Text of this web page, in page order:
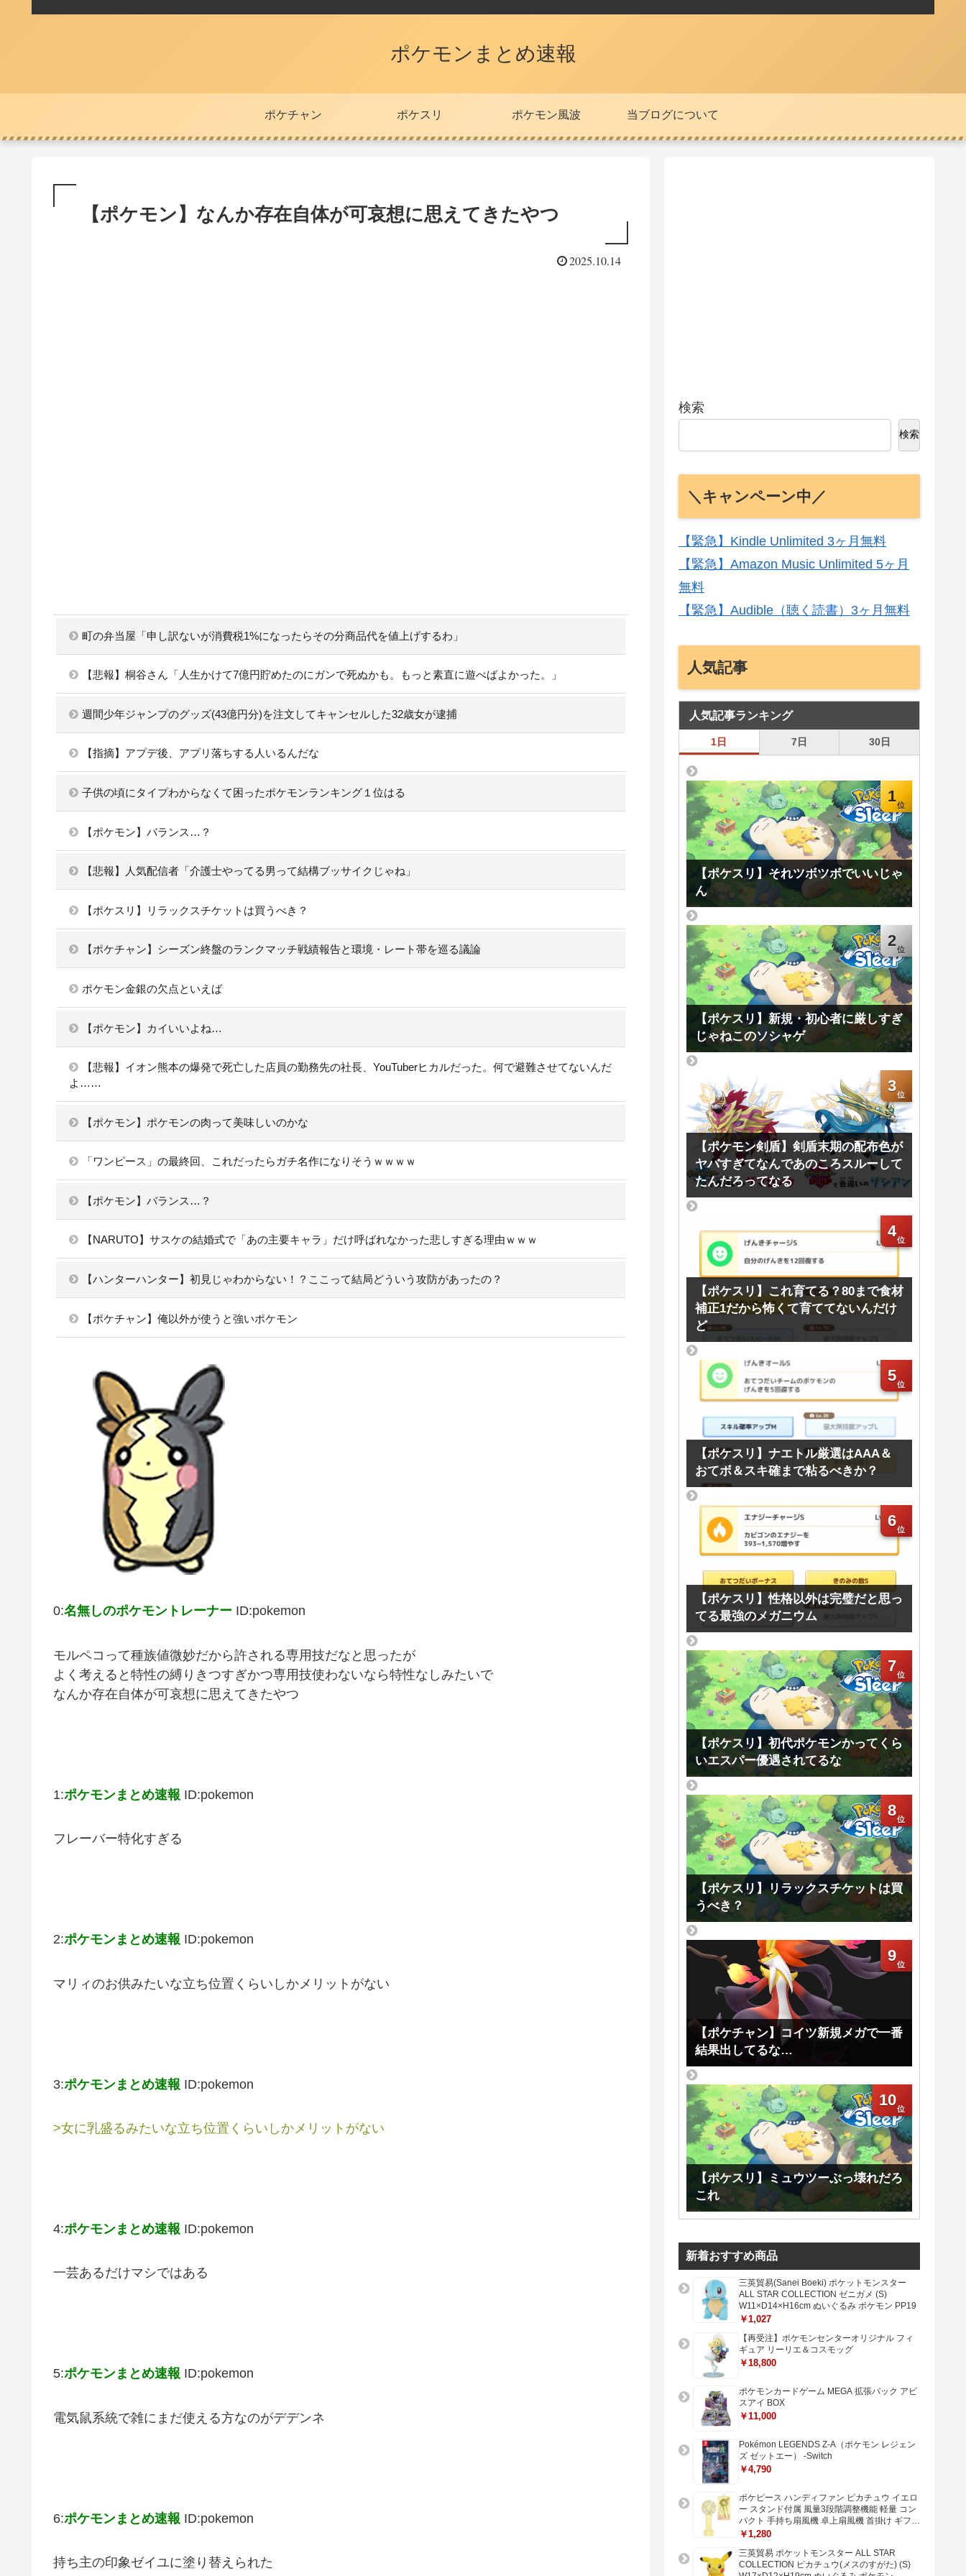
ポケモンまとめ速報
ポケチャン ポケスリ ポケモン風波 当ブログについて
【ポケモン】なんか存在自体が可哀想に思えてきたやつ
2025.10.14
町の弁当屋「申し訳ないが消費税1%になったらその分商品代を値上げするわ」
【悲報】桐谷さん「人生かけて7億円貯めたのにガンで死ぬかも。もっと素直に遊べばよかった。」
週間少年ジャンプのグッズ(43億円分)を注文してキャンセルした32歳女が逮捕
【指摘】アプデ後、アプリ落ちする人いるんだな
子供の頃にタイプわからなくて困ったポケモンランキング１位はる
【ポケモン】バランス…？
【悲報】人気配信者「介護士やってる男って結構ブッサイクじゃね」
【ポケスリ】リラックスチケットは買うべき？
【ポケチャン】シーズン終盤のランクマッチ戦績報告と環境・レート帯を巡る議論
ポケモン金銀の欠点といえば
【ポケモン】カイいいよね…
【悲報】イオン熊本の爆発で死亡した店員の勤務先の社長、YouTuberヒカルだった。何で避難させてないんだ
よ……
【ポケモン】ポケモンの肉って美味しいのかな
「ワンピース」の最終回、これだったらガチ名作になりそうｗｗｗｗ
【ポケモン】バランス…？
【NARUTO】サスケの結婚式で「あの主要キャラ」だけ呼ばれなかった悲しすぎる理由ｗｗｗ
【ハンターハンター】初見じゃわからない！？ここって結局どういう攻防があったの？
【ポケチャン】俺以外が使うと強いポケモン
0:名無しのポケモントレーナー ID:pokemon
モルペコって種族値微妙だから許される専用技だなと思ったが
よく考えると特性の縛りきつすぎかつ専用技使わないなら特性なしみたいで
なんか存在自体が可哀想に思えてきたやつ
1:ポケモンまとめ速報 ID:pokemon
フレーバー特化すぎる
2:ポケモンまとめ速報 ID:pokemon
マリィのお供みたいな立ち位置くらいしかメリットがない
3:ポケモンまとめ速報 ID:pokemon
>女に乳盛るみたいな立ち位置くらいしかメリットがない
4:ポケモンまとめ速報 ID:pokemon
一芸あるだけマシではある
5:ポケモンまとめ速報 ID:pokemon
電気鼠系統で雑にまだ使える方なのがデデンネ
6:ポケモンまとめ速報 ID:pokemon
持ち主の印象ゼイユに塗り替えられた
検索
検索
＼キャンペーン中／
【緊急】Kindle Unlimited 3ヶ月無料
【緊急】Amazon Music Unlimited 5ヶ月
無料
【緊急】Audible（聴く読書）3ヶ月無料
人気記事
人気記事ランキング
1日 7日 30日
1
【ポケスリ】それツボツボでいいじゃ
ん
2
【ポケスリ】新規・初心者に厳しすぎ
じゃねこのソシャゲ
3
【ポケモン剣盾】剣盾末期の配布色が
ヤバすぎてなんであのころスルーして
たんだろってなる
4
【ポケスリ】これ育てる？80まで食材
補正1だから怖くて育ててないんだけ
ど
5
【ポケスリ】ナエトル厳選はAAA＆
おてボ＆スキ確まで粘るべきか？
6
【ポケスリ】性格以外は完璧だと思っ
てる最強のメガニウム
7
【ポケスリ】初代ポケモンかってくら
いエスパー優遇されてるな
8
【ポケスリ】リラックスチケットは買
うべき？
9
【ポケチャン】コイツ新規メガで一番
結果出してるな…
10
【ポケスリ】ミュウツーぶっ壊れだろ
これ
新着おすすめ商品
三英貿易(Sanei Boeki) ポケットモンスター
ALL STAR COLLECTION ゼニガメ (S)
W11×D14×H16cm ぬいぐるみ ポケモン PP19
￥1,027
【再受注】ポケモンセンターオリジナル フィ
ギュア リーリエ＆コスモッグ
￥18,800
ポケモンカードゲーム MEGA 拡張パック アビ
スアイ BOX
￥11,000
Pokémon LEGENDS Z-A（ポケモン レジェン
ズ ゼットエー） -Switch
￥4,790
ポケピース ハンディファン ピカチュウ イエロ
ー スタンド付属 風量3段階調整機能 軽量 コン
パクト 手持ち扇風機 卓上扇風機 首掛け ギフト
プレゼントに最適 USB充電 Type-C対応
￥1,280
三英貿易 ポケットモンスター ALL STAR
COLLECTION ピカチュウ(メスのすがた) (S)